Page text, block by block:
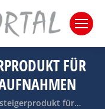
FÜR
für…